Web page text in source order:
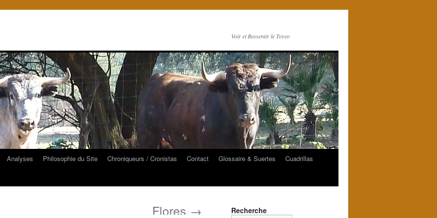
Voir et Ressentir le Toreo
Analyses Philosophie du Site Chroniqueurs / Cronistas Contact Glossaire & Suertes
Cuadrillas
Flores → Recherche